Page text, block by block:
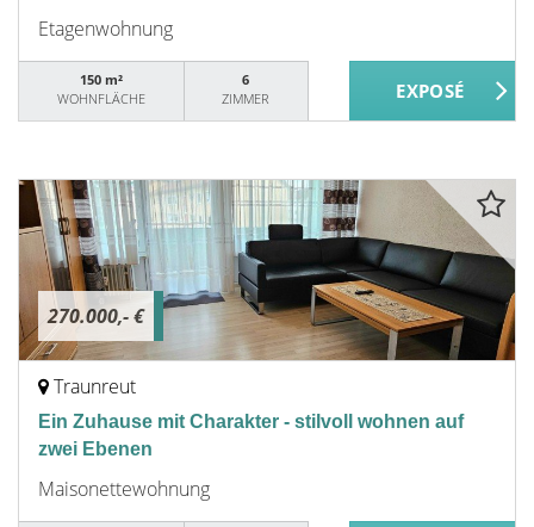
Etagenwohnung
150 m²
WOHNFLÄCHE
6
ZIMMER
270.000,- €
Traunreut
Ein Zuhause mit Charakter - stilvoll wohnen auf
zwei Ebenen
Maisonettewohnung